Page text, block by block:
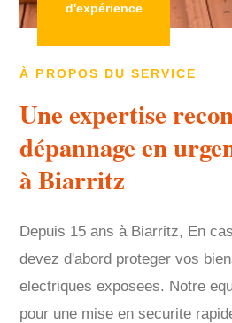
À PROPOS DU SERVICE
Une expertise
dépannage en
à Biarritz
Depuis 15 ans à Biarritz, En
devez d'abord proteger vos
electriques exposees. Notre
pour une mise en securite
d'expérience